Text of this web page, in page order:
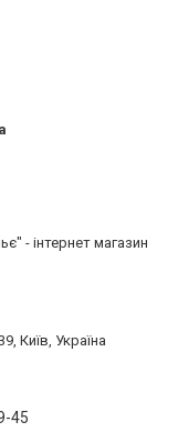
- інтернет магазин
Київ, Україна
45